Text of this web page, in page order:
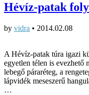
Hévíz-patak
by vidra • 2014.02.08
A Hévíz-patak túra igazi
egyetlen télen is evezhető
lebegő páraréteg, a
lápvidék meseszerű
…